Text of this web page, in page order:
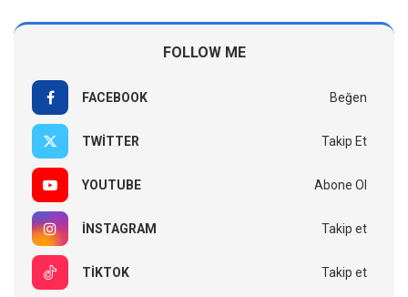
FOLLOW ME
FACEBOOK Beğen
TWITTER Takip Et
YOUTUBE Abone Ol
INSTAGRAM Takip et
TIKTOK Takip et